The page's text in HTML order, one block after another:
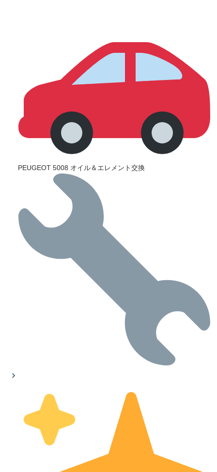
PEUGEOT 5008 オイル＆エレメント交換